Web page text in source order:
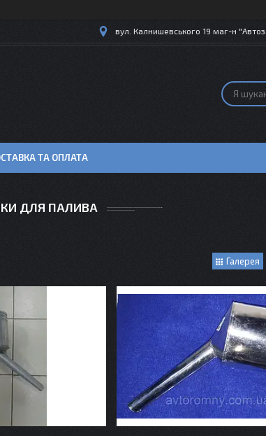
вул. Калнишевського 19 маг-н
ТА ОПЛАТА
ДЛЯ ПАЛИВА
Галерея